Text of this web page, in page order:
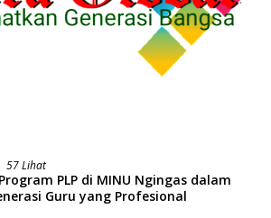
57 Lihat
PLP di MINU Ngingas dalam
Guru yang Profesional